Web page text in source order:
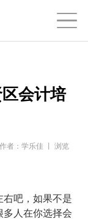
会计培
者：学乐佳 丨 浏览
右吧，如果不是
多人在你选择会